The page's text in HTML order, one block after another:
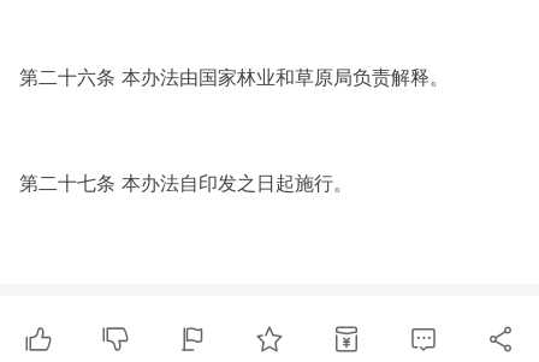
第二十六条 本办法由国家林业和草原局负责解释。
第二十七条 本办法自印发之日起施行。